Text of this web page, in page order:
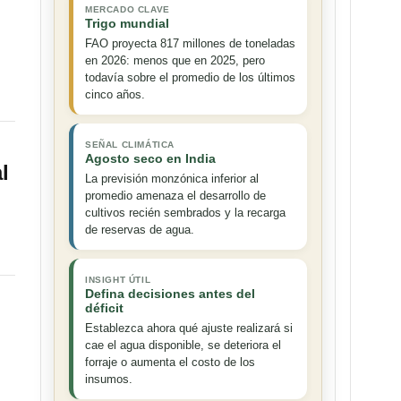
MERCADO CLAVE
Trigo mundial
FAO proyecta 817 millones de toneladas
en 2026: menos que en 2025, pero
todavía sobre el promedio de los últimos
cinco años.
SEÑAL CLIMÁTICA
Agosto seco en India
La previsión monzónica inferior al
promedio amenaza el desarrollo de
cultivos recién sembrados y la recarga
de reservas de agua.
INSIGHT ÚTIL
Defina decisiones antes del
déficit
Establezca ahora qué ajuste realizará si
cae el agua disponible, se deteriora el
forraje o aumenta el costo de los
insumos.